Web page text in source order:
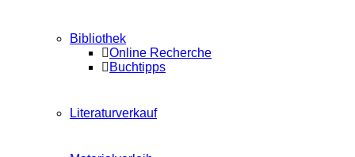
Bibliothek
Online Recherche
Buchtipps
Literaturverkauf